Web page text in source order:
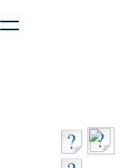
безопасную работу с